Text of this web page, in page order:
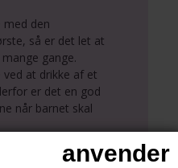
anvender
med den
så er det let at
gange.
ved at drikke af et
er det en god
når barnet skal
til børn fra 6